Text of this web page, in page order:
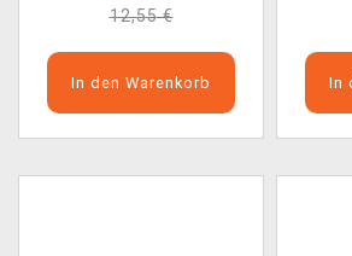
12,55 €
In den Warenkorb In